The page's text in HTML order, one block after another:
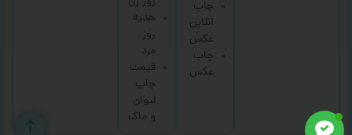
چاپ
آنلاین
عکس
چاپ
عکس
هدیه
روز
مرد
قیمت
چاپ
لیوان
و ماگ